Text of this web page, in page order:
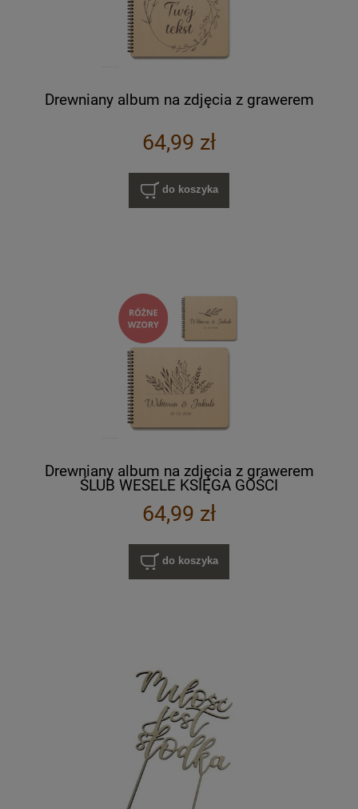
Drewniany album na zdjęcia z grawerem
64,99 zł
do koszyka
Drewniany album na zdjęcia z grawerem
ŚLUB WESELE KSIĘGA GOŚCI
64,99 zł
do koszyka